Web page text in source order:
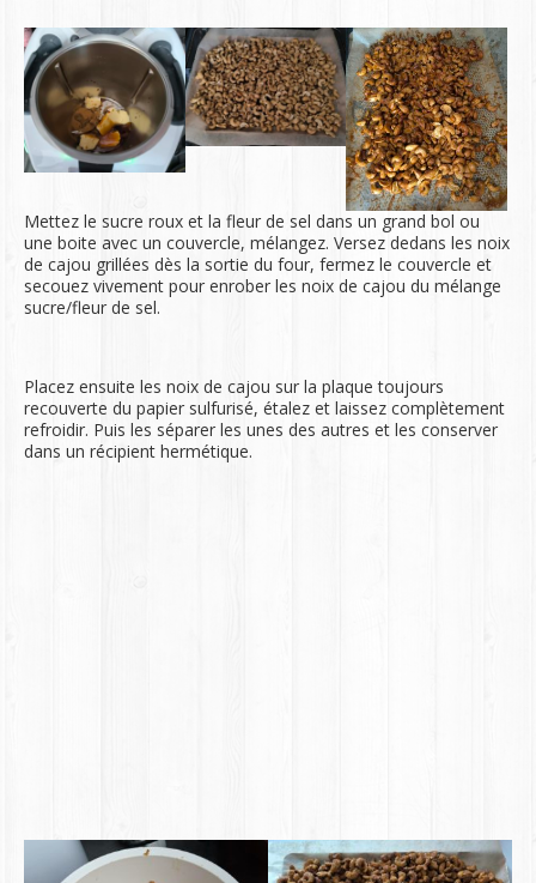
Mettez le sucre roux et la fleur de sel dans un grand bol ou
une boite avec un couvercle, mélangez. Versez dedans les noix
de cajou grillées dès la sortie du four, fermez le couvercle et
secouez vivement pour enrober les noix de cajou du mélange
sucre/fleur de sel.
Placez ensuite les noix de cajou sur la plaque toujours
recouverte du papier sulfurisé, étalez et laissez complètement
refroidir. Puis les séparer les unes des autres et les conserver
dans un récipient hermétique.